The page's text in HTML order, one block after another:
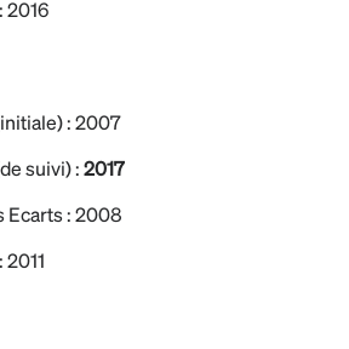
2016
: 2007
suivi) :2017
Ecarts : 2008